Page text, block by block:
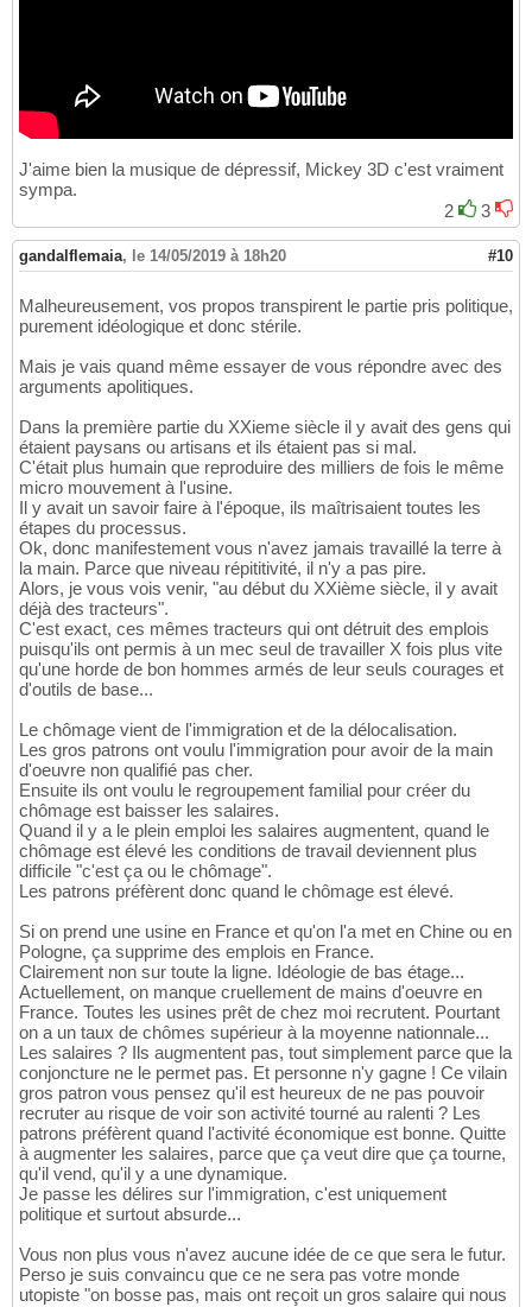
J'aime bien la musique de dépressif, Mickey 3D c'est vraiment
sympa.
2
3
gandalflemaia, le 14/05/2019 à 18h20 #10
Malheureusement, vos propos transpirent le partie pris politique,
purement idéologique et donc stérile.
Mais je vais quand même essayer de vous répondre avec des
arguments apolitiques.
Dans la première partie du XXieme siècle il y avait des gens qui
étaient paysans ou artisans et ils étaient pas si mal.
C'était plus humain que reproduire des milliers de fois le même
micro mouvement à l'usine.
Il y avait un savoir faire à l'époque, ils maîtrisaient toutes les
étapes du processus.
Ok, donc manifestement vous n'avez jamais travaillé la terre à
la main. Parce que niveau répititivité, il n'y a pas pire.
Alors, je vous vois venir, "au début du XXième siècle, il y avait
déjà des tracteurs".
C'est exact, ces mêmes tracteurs qui ont détruit des emplois
puisqu'ils ont permis à un mec seul de travailler X fois plus vite
qu'une horde de bon hommes armés de leur seuls courages et
d'outils de base...
Le chômage vient de l'immigration et de la délocalisation.
Les gros patrons ont voulu l'immigration pour avoir de la main
d'oeuvre non qualifié pas cher.
Ensuite ils ont voulu le regroupement familial pour créer du
chômage est baisser les salaires.
Quand il y a le plein emploi les salaires augmentent, quand le
chômage est élevé les conditions de travail deviennent plus
difficile "c'est ça ou le chômage".
Les patrons préfèrent donc quand le chômage est élevé.
Si on prend une usine en France et qu'on l'a met en Chine ou en
Pologne, ça supprime des emplois en France.
Clairement non sur toute la ligne. Idéologie de bas étage...
Actuellement, on manque cruellement de mains d'oeuvre en
France. Toutes les usines prêt de chez moi recrutent. Pourtant
on a un taux de chômes supérieur à la moyenne nationnale...
Les salaires ? Ils augmentent pas, tout simplement parce que la
conjoncture ne le permet pas. Et personne n'y gagne ! Ce vilain
gros patron vous pensez qu'il est heureux de ne pas pouvoir
recruter au risque de voir son activité tourné au ralenti ? Les
patrons préfèrent quand l'activité économique est bonne. Quitte
à augmenter les salaires, parce que ça veut dire que ça tourne,
qu'il vend, qu'il y a une dynamique.
Je passe les délires sur l'immigration, c'est uniquement
politique et surtout absurde...
Vous non plus vous n'avez aucune idée de ce que sera le futur.
Perso je suis convaincu que ce ne sera pas votre monde
utopiste "on bosse pas, mais ont reçoit un gros salaire qui nous